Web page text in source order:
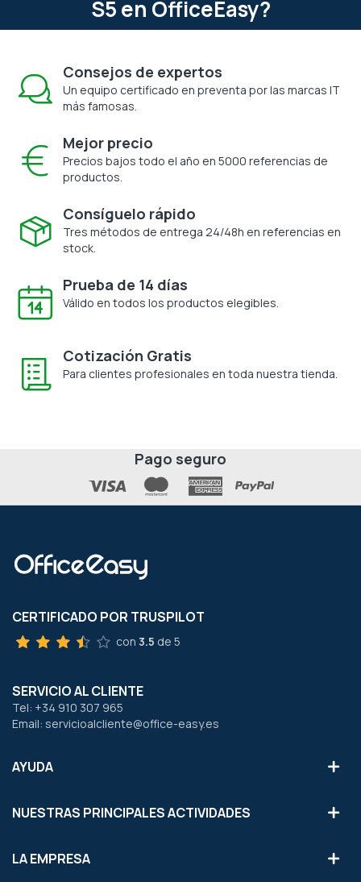
S5 en OfficeEasy?
Consejos de expertos
Un equipo certificado en preventa por las marcas IT
más famosas.
Mejor precio
Precios bajos todo el año en 5000 referencias de
productos.
Consíguelo rápido
Tres métodos de entrega 24/48h en referencias en
stock.
Prueba de 14 días
Válido en todos los productos elegibles.
Cotización Gratis
Para clientes profesionales en toda nuestra tienda.
Pago seguro
CERTIFICADO POR TRUSPILOT
con 3.5 de 5
SERVICIO AL CLIENTE
Tel: +34 910 307 965
Email: servicioalcliente@office-easy.es
AYUDA
NUESTRAS PRINCIPALES ACTIVIDADES
LA EMPRESA